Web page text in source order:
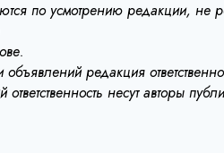
по усмотрению редакции, не
редакция
несут авторы